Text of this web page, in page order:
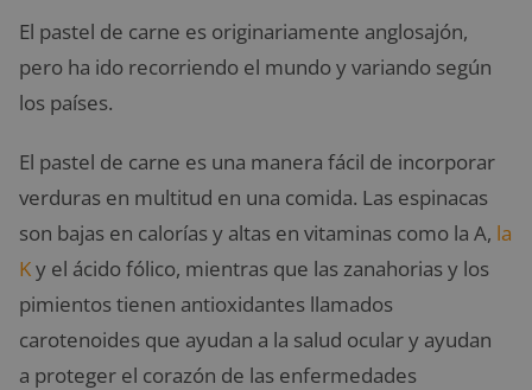
El pastel de carne es originariamente anglosajón,
pero ha ido recorriendo el mundo y variando según
los países.
El pastel de carne es una manera fácil de incorporar
verduras en multitud en una comida. Las espinacas
son bajas en calorías y altas en vitaminas como la A, la
Ky el ácido fólico, mientras que las zanahorias y los
pimientos tienen antioxidantes llamados
carotenoides que ayudan a la salud ocular y ayudan
a proteger el corazón de las enfermedades